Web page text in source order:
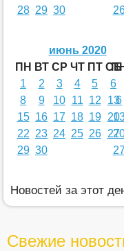
28 29 30
июнь 2020
ПН ВТ СР ЧТ ПТ СБ
1
2 3 4 5 6
8
9 10 11 12 13
15 16 17 18 19 20
22 23 24 25 26 27
29 30
6
27
Новостей за этот
Свежие